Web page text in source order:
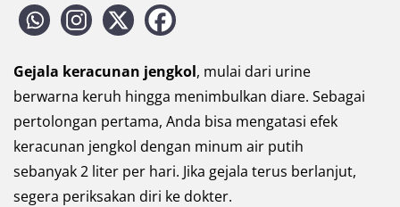
Gejala keracunan jengkol, mulai dari urine
berwarna keruh hingga menimbulkan diare. Sebagai
pertolongan pertama, Anda bisa mengatasi efek
keracunan jengkol dengan minum air putih
sebanyak 2 liter per hari. Jika gejala terus berlanjut,
segera periksakan diri ke dokter.